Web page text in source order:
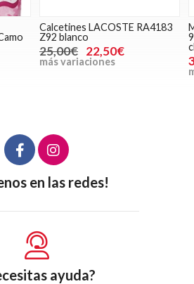
Maleta Sprayground
910CL181NSZ Sharks in Paris
check large luggage
350,00€
en las redes!
ayuda?